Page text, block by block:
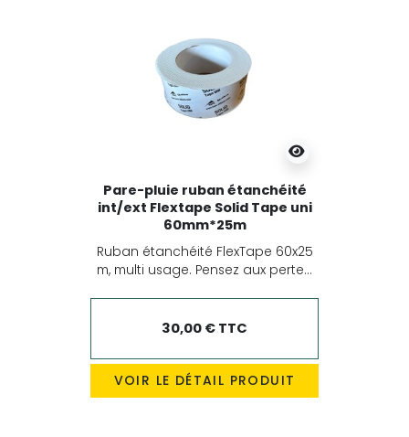
Pare-pluie ruban étanchéité
int/ext Flextape Solid Tape uni
60mm*25m
Ruban étanchéité FlexTape 60x25
m, multi usage. Pensez aux perte...
30,00 € TTC
VOIR LE DÉTAIL PRODUIT